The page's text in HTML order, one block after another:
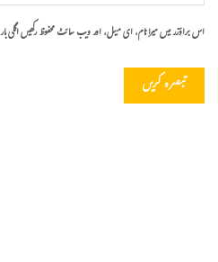
اس براؤزر میں میرا نام، ای میل، اور ویب سائٹ محفوظ رکھیں